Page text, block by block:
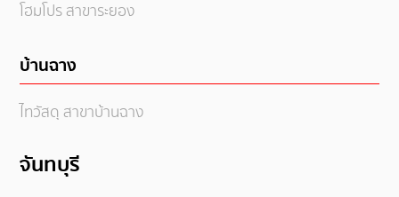
โฮมโปร สาขาระยอง
บ้านฉาง
ไทวัสดุ สาขาบ้านฉาง
จันทบุรี